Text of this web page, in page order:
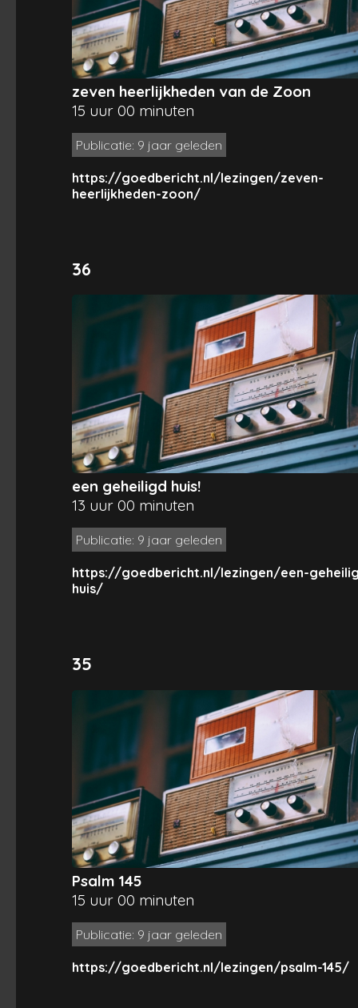
zeven heerlijkheden van de Zoon
15 uur 00 minuten
Publicatie: 9 jaar geleden
https://goedbericht.nl/lezingen/zeven-
heerlijkheden-zoon/
36
een geheiligd huis!
13 uur 00 minuten
Publicatie: 9 jaar geleden
https://goedbericht.nl/lezingen/een-
huis/
35
Psalm 145
15 uur 00 minuten
Publicatie: 9 jaar geleden
https://goedbericht.nl/lezingen/psalm-145/